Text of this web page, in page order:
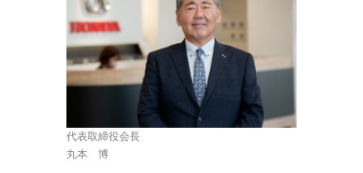
代表取締役会長
丸本 博